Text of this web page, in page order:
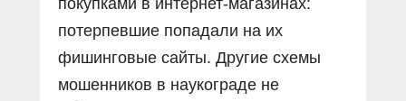
потерпевшие попадали на их
фишинговые сайты. Другие схемы
мошенников в наукограде не